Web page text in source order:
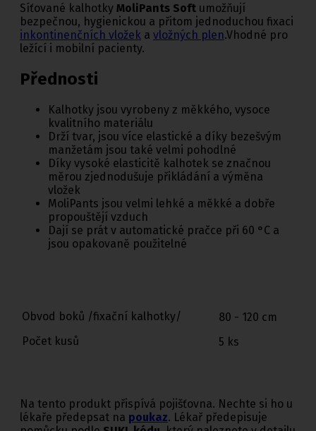
Síťované kalhotky MoliPants Soft umožňují
bezpečnou, hygienickou a přitom jednoduchou fixaci
inkontinenčních vložek a vložných plen.Vhodné pro
ležící i mobilní pacienty.
Přednosti
Kalhotky jsou vyrobeny z měkkého, vysoce
kvalitního materiálu
Drží tvar, jsou více elastické a díky bezešvým
manžetám jsou také velmi pohodlné
Díky vysoké elasticitě kalhotek se značnou
měrou zjednodušuje přikládání a výměna
vložek
MoliPants jsou velmi lehké a měkké a dobře
propouštějí vzduch
Dají se prát v automatické pračce při 60 °C a
jsou opakovaně použitelné
Obvod boků /fixační kalhotky/
80 - 120 cm
Počet kusů
5 ks
Na tento produkt přispívá pojišťovna. Nechte si ho u
lékaře předepsat na poukaz. Lékař předepisuje